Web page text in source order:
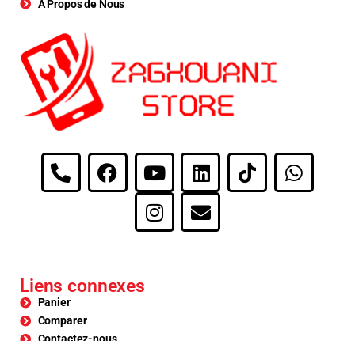
À Propos de Nous
Liens connexes
Panier
Comparer